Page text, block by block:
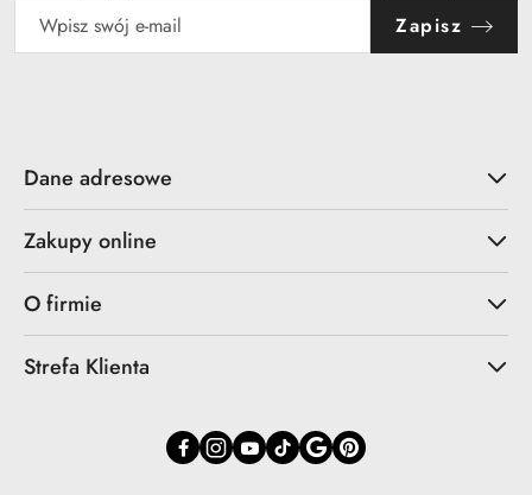
Zapisz
Dane adresowe
Zakupy online
O firmie
Strefa Klienta